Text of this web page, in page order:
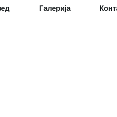
Галерија